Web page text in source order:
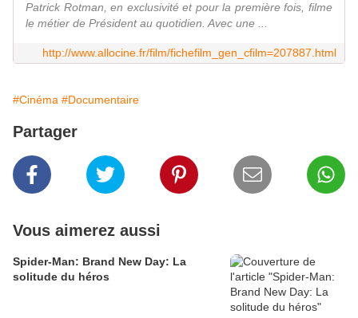
Patrick Rotman, en exclusivité et pour la première fois, filme
le métier de Président au quotidien. Avec une ...
http://www.allocine.fr/film/fichefilm_gen_cfilm=207887.html
#Cinéma #Documentaire
Partager
Vous aimerez aussi
Spider-Man: Brand New Day: La
solitude du héros